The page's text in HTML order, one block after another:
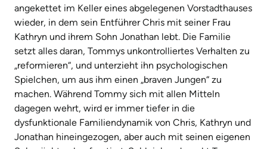
angekettet im Keller eines abgelegenen Vorstadthauses
wieder, in dem sein Entführer Chris mit seiner Frau
Kathryn und ihrem Sohn Jonathan lebt. Die Familie
setzt alles daran, Tommys unkontrolliertes Verhalten zu
„reformieren“, und unterzieht ihn psychologischen
Spielchen, um aus ihm einen „braven Jungen“ zu
machen. Während Tommy sich mit allen Mitteln
dagegen wehrt, wird er immer tiefer in die
dysfunktionale Familiendynamik von Chris, Kathryn und
Jonathan hineingezogen, aber auch mit seinen eigenen